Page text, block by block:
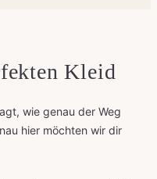
Kleid
wie genau der Weg
hier möchten wir dir